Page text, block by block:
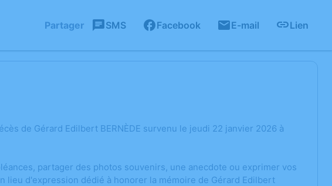
Partager SMS Facebook E-mail Lien
de Gérard Edilbert BERNÈDE survenu le jeudi 22 janvier 2026 à
partager des photos souvenirs, une anecdote ou exprimer vos
lieu d'expression dédié à honorer la mémoire de Gérard Edilbert